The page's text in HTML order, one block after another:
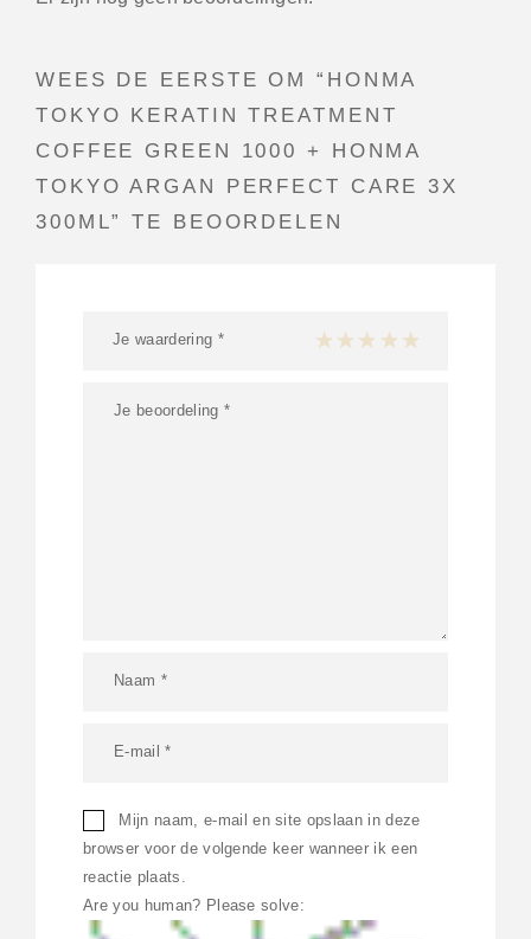
WEES DE EERSTE OM “HONMA
TOKYO KERATIN TREATMENT
COFFEE GREEN 1000 + HONMA
TOKYO ARGAN PERFECT CARE 3X
300ML” TE BEOORDELEN
Je waardering * 1 van de 5 sterren
2 van de 5 sterren
3 van de 5 sterren
4 van de 5 sterren
Mijn naam, e-mail en site opslaan in deze
browser voor de volgende keer wanneer ik een
reactie plaats.
Are you human? Please solve: